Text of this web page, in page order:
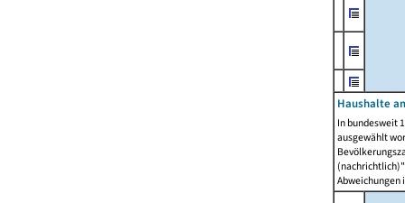
Haushalte
In bundesweit
ausgewählt
Abweichungen